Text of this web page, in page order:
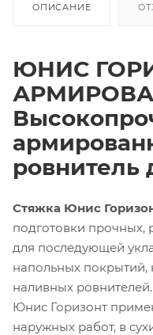
ОПИСАНИЕ
ЮНИС
ровнитель
Стяжка Юнис
подготовки прочных,
для последующей
напольных покрытий,
наливных ровнителей.
Юнис Горизонт
наружных работ, в